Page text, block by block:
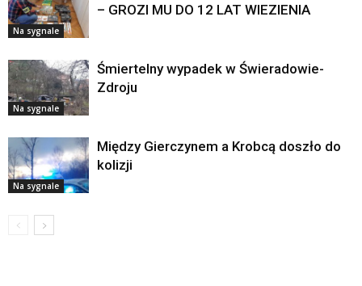
Na sygnale
– GROZI MU DO 12 LAT WIEZIENIA
Na sygnale
Śmiertelny wypadek w Świeradowie-
Zdroju
Na sygnale
Między Gierczynem a Krobcą doszło do
kolizji